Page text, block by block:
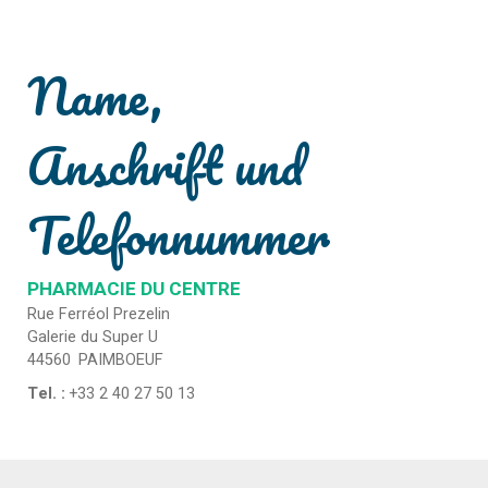
Name,
Anschrift und
Telefonnummer
PHARMACIE DU CENTRE
Rue Ferréol Prezelin
Galerie du Super U
44560 PAIMBOEUF
Tel. : +33 2 40 27 50 13